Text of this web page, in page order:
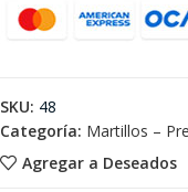
Agregar a Deseados
SKU: 48
Categoría: Martillos –